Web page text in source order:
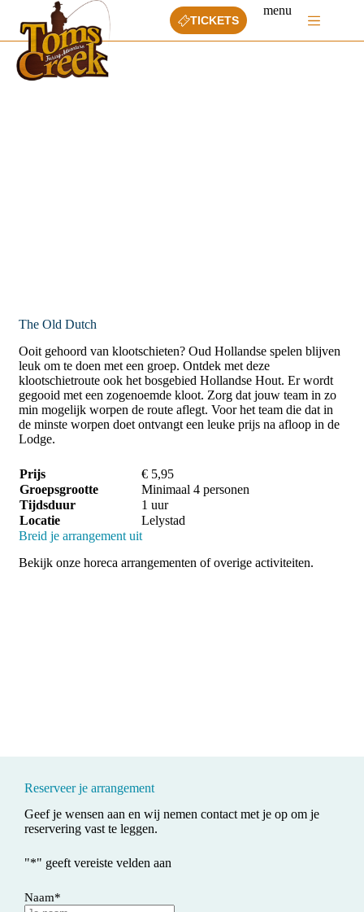
naar
inhoud
TICKETS
menu
The Old Dutch
Ooit gehoord van klootschieten? Oud Hollandse spelen blijven
leuk om te doen met een groep. Ontdek met deze
klootschietroute ook het bosgebied Hollandse Hout. Er wordt
gegooid met een zogenoemde kloot. Zorg dat jouw team in zo
min mogelijk worpen de route aflegt. Voor het team die dat in
de minste worpen doet ontvangt een leuke prijs na afloop in de
Lodge.
Prijs
€ 5,95
Groepsgrootte
Minimaal 4 personen
Tijdsduur
1 uur
Locatie
Lelystad
Breid je arrangement uit
Bekijk onze horeca arrangementen of overige activiteiten.
Reserveer je arrangement
Geef je wensen aan en wij nemen contact met je op om je
reservering vast te leggen.
"*" geeft vereiste velden aan
Naam*